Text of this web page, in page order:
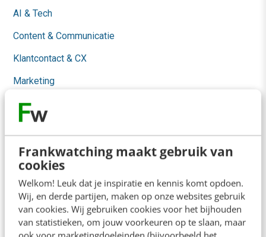
Frankwatching maakt gebruik van
cookies
Welkom! Leuk dat je inspiratie en kennis komt opdoen.
Wij, en derde partijen, maken op onze websites gebruik
van cookies. Wij gebruiken cookies voor het bijhouden
van statistieken, om jouw voorkeuren op te slaan, maar
AI & Tech
Content & Communicatie
Klantcontact & CX
Marketing
Social
Themanieuwsbrieven
Community
Academy
Agenda
Mastercourses